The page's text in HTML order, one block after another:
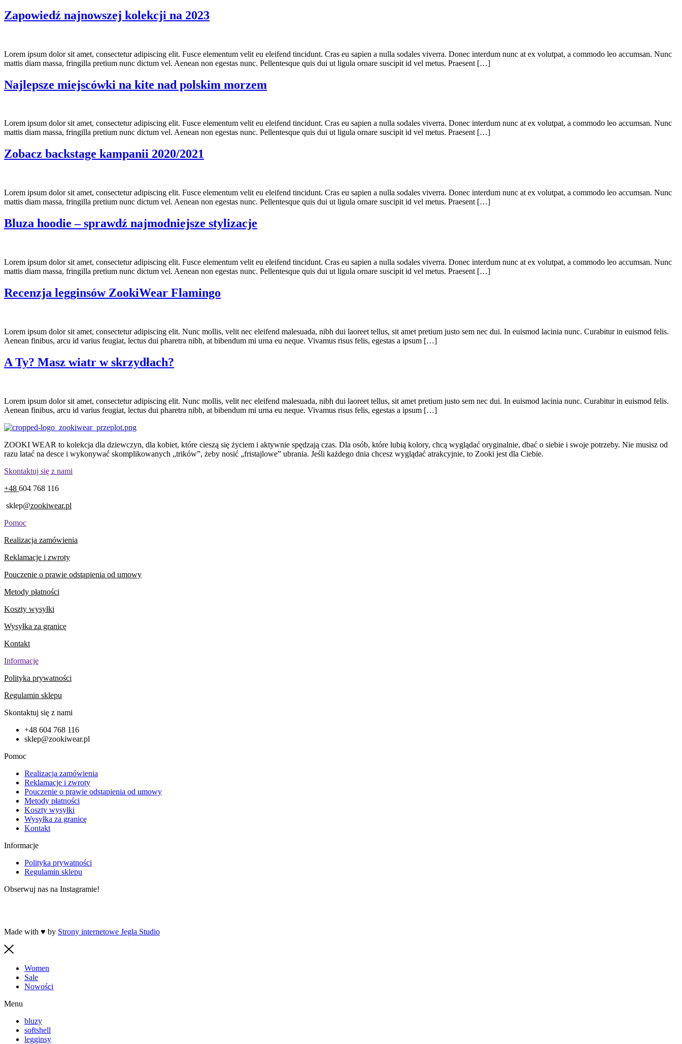
Zapowiedź najnowszej kolekcji na 2023
Lorem ipsum dolor sit amet, consectetur adipiscing elit. Fusce elementum velit eu eleifend tincidunt. Cras eu sapien a nulla sodales viverra. Donec interdum nunc at ex volutpat, a commodo leo accumsan. Nunc
mattis diam massa, fringilla pretium nunc dictum vel. Aenean non egestas nunc. Pellentesque quis dui ut ligula ornare suscipit id vel metus. Praesent […]
Najlepsze miejscówki na kite nad polskim morzem
Lorem ipsum dolor sit amet, consectetur adipiscing elit. Fusce elementum velit eu eleifend tincidunt. Cras eu sapien a nulla sodales viverra. Donec interdum nunc at ex volutpat, a commodo leo accumsan. Nunc
mattis diam massa, fringilla pretium nunc dictum vel. Aenean non egestas nunc. Pellentesque quis dui ut ligula ornare suscipit id vel metus. Praesent […]
Zobacz backstage kampanii 2020/2021
Lorem ipsum dolor sit amet, consectetur adipiscing elit. Fusce elementum velit eu eleifend tincidunt. Cras eu sapien a nulla sodales viverra. Donec interdum nunc at ex volutpat, a commodo leo accumsan. Nunc
mattis diam massa, fringilla pretium nunc dictum vel. Aenean non egestas nunc. Pellentesque quis dui ut ligula ornare suscipit id vel metus. Praesent […]
Bluza hoodie – sprawdź najmodniejsze stylizacje
Lorem ipsum dolor sit amet, consectetur adipiscing elit. Fusce elementum velit eu eleifend tincidunt. Cras eu sapien a nulla sodales viverra. Donec interdum nunc at ex volutpat, a commodo leo accumsan. Nunc
mattis diam massa, fringilla pretium nunc dictum vel. Aenean non egestas nunc. Pellentesque quis dui ut ligula ornare suscipit id vel metus. Praesent […]
Recenzja legginsów ZookiWear Flamingo
Lorem ipsum dolor sit amet, consectetur adipiscing elit. Nunc mollis, velit nec eleifend malesuada, nibh dui laoreet tellus, sit amet pretium justo sem nec dui. In euismod lacinia nunc. Curabitur in euismod felis.
Aenean finibus, arcu id varius feugiat, lectus dui pharetra nibh, at bibendum mi urna eu neque. Vivamus risus felis, egestas a ipsum […]
A Ty? Masz wiatr w skrzydłach?
Lorem ipsum dolor sit amet, consectetur adipiscing elit. Nunc mollis, velit nec eleifend malesuada, nibh dui laoreet tellus, sit amet pretium justo sem nec dui. In euismod lacinia nunc. Curabitur in euismod felis.
Aenean finibus, arcu id varius feugiat, lectus dui pharetra nibh, at bibendum mi urna eu neque. Vivamus risus felis, egestas a ipsum […]
ZOOKI WEAR to kolekcja dla dziewczyn, dla kobiet, które cieszą się życiem i aktywnie spędzają czas. Dla osób, które lubią kolory, chcą wyglądać oryginalnie, dbać o siebie i swoje potrzeby. Nie musisz od
razu latać na desce i wykonywać skomplikowanych „trików”, żeby nosić „fristajlowe” ubrania. Jeśli każdego dnia chcesz wyglądać atrakcyjnie, to Zooki jest dla Ciebie.
Skontaktuj się z nami
+48 604 768 116
sklep@zookiwear.pl
Pomoc
Realizacja zamówienia
Reklamacje i zwroty
Pouczenie o prawie odstąpienia od umowy
Metody płatności
Koszty wysyłki
Wysyłka za granicę
Kontakt
Informacje
Polityka prywatności
Regulamin sklepu
Skontaktuj się z nami
+48 604 768 116
sklep@zookiwear.pl
Pomoc
Realizacja zamówienia
Reklamacje i zwroty
Pouczenie o prawie odstąpienia od umowy
Metody płatności
Koszty wysyłki
Wysyłka za granicę
Kontakt
Informacje
Polityka prywatności
Regulamin sklepu
Obserwuj nas na Instagramie!
Made with ♥ by Strony internetowe Jegla Studio
Women
Sale
Nowości
Menu
bluzy
softshell
legginsy